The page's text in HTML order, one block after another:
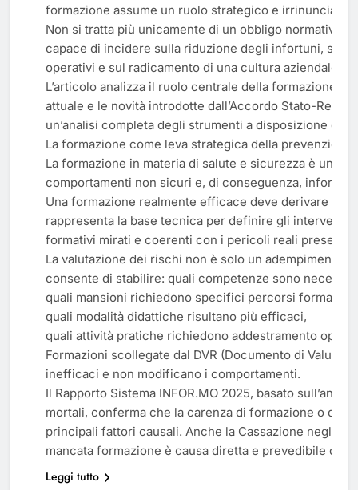
formazione assume un ruolo strategico e
Non si tratta più unicamente di un obbligo normativo,
capace di incidere sulla riduzione degli infortuni, sul
operativi e sul radicamento di una cultura aziendale
L’articolo analizza il ruolo centrale della formazione e
attuale e le novità introdotte dall’Accordo Stato-
un’analisi completa degli strumenti a disposizione di
La formazione come leva strategica della prevenzione
La formazione in materia di salute e sicurezza è uno
comportamenti non sicuri e, di conseguenza,
Una formazione realmente efficace deve derivare
rappresenta la base tecnica per definire gli interventi
formativi mirati e coerenti con i pericoli reali presenti
La valutazione dei rischi non è solo un adempimento
consente di stabilire: quali competenze sono
quali mansioni richiedono specifici percorsi formativi,
quali modalità didattiche risultano più efficaci,
quali attività pratiche richiedono addestramento
Formazioni scollegate dal DVR (Documento di
inefficaci e non modificano i comportamenti.
Il Rapporto Sistema INFOR.MO 2025, basato
mortali, conferma che la carenza di formazione o di
principali fattori causali. Anche la Cassazione negli
mancata formazione è causa diretta e prevedibile di
Leggi tutto